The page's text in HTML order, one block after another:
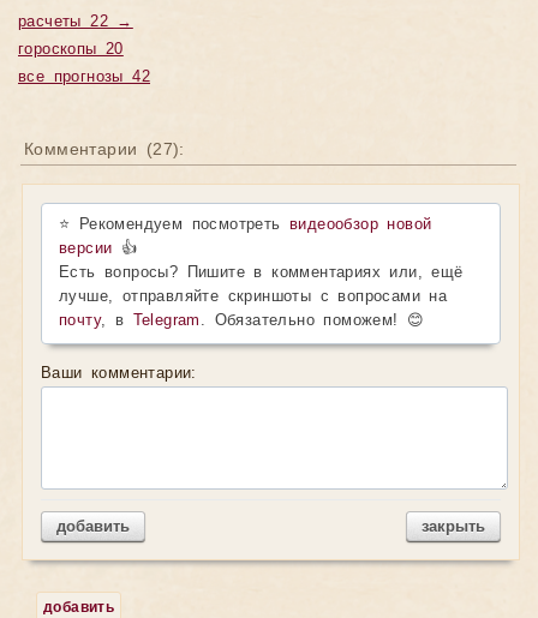
расчеты 22 →
гороскопы 20
все прогнозы 42
Комментарии (27):
⭐ Рекомендуем посмотретьвидеообзор новой
версии 👍
Есть вопросы? Пишите в комментариях или, ещё
лучше, отправляйте скриншоты с вопросами на
почту, в Telegram . Обязательно поможем! 😊
Ваши комментарии:
добавить закрыть
добавить